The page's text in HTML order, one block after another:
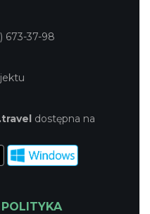
673-37-98
dostępna na
POLITYKA